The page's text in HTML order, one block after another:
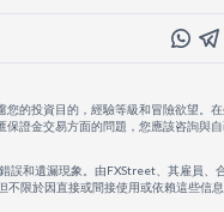
的投資目的，經驗等級和冒險欲望。
證金交易方面的問題，您應該咨詢與
誤和遺漏現象。由FXStreet、其雇員、
限於因直接或間接使用或依賴這些信